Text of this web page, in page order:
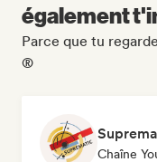
également
Parce que tu
®
Chaîne